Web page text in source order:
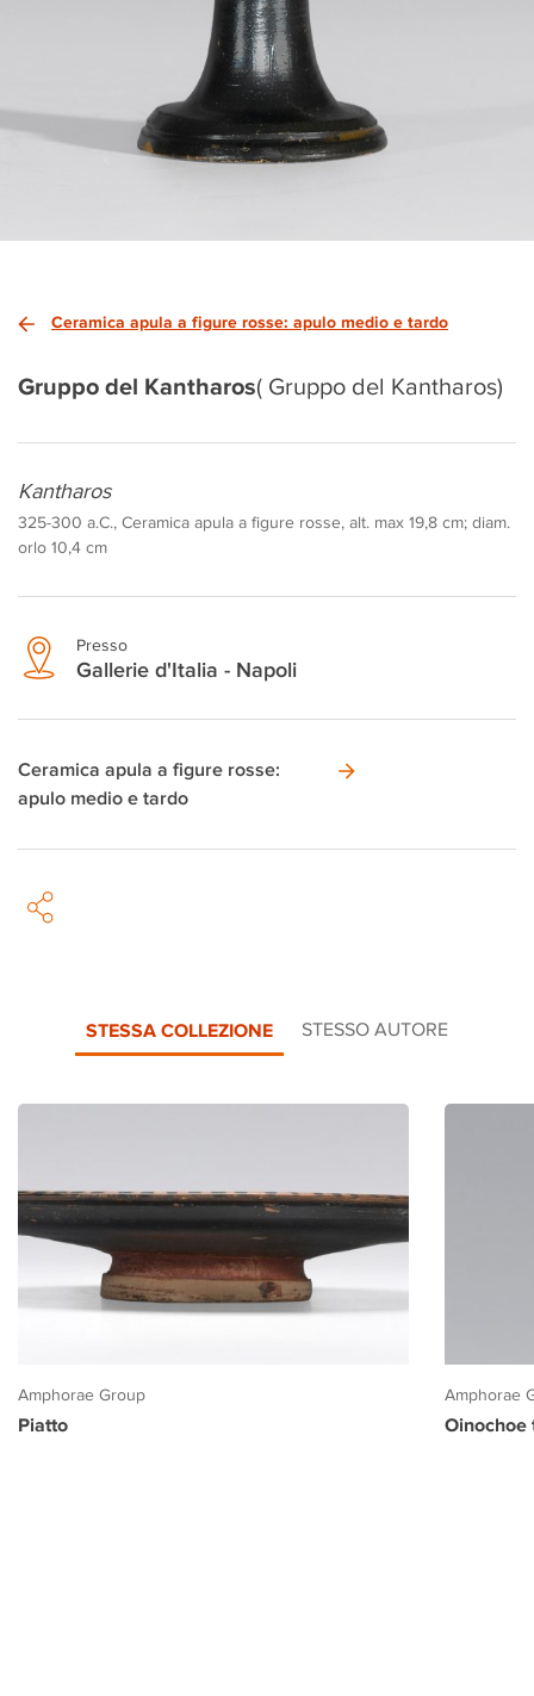
Ceramica apula a figure rosse: apulo medio e tardo
Gruppo del Kantharos( Gruppo del Kantharos)
Kantharos
325-300 a.C., Ceramica apula a figure rosse, alt. max 19,8 cm; diam.
orlo 10,4 cm
Presso
Gallerie d'Italia - Napoli
Ceramica apula a figure rosse:
apulo medio e tardo
STESSA COLLEZIONE STESSO AUTORE
Amphorae Group
Piatto
Amphorae
Oinochoe